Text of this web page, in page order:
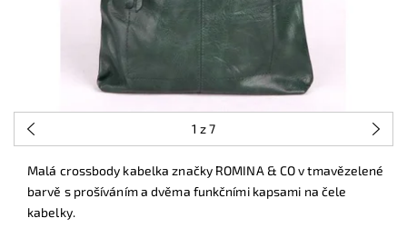
1 z 7
Malá crossbody kabelka značky ROMINA & CO v tmavězelené
barvě s prošíváním a dvěma funkčními kapsami na čele
kabelky.